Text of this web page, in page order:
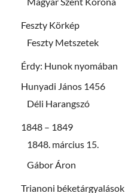
Feszty Körkép
Feszty Metszetek
Érdy: Hunok nyomában
Hunyadi János 1456
Déli Harangszó
1848 – 1849
1848. március 15.
Gábor Áron
Trianoni béketárgyalások